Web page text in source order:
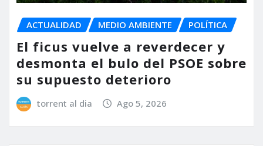
ACTUALIDAD MEDIO AMBIENTE POLÍTICA
El ficus vuelve a reverdecer y
desmonta el bulo del PSOE sobre
su supuesto deterioro
torrent al dia Ago 5, 2026